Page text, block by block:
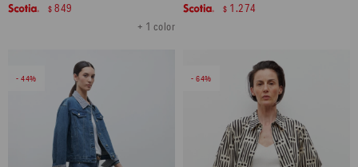
+ 1 color
$ 849 $ 1.274
44 64